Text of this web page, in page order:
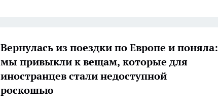
Вернулась из поездки по Европе и поняла:
мы привыкли к вещам, которые для
иностранцев стали недоступной
роскошью